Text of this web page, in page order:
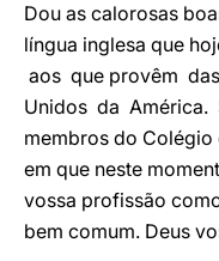
Dou as calorosas
língua inglesa que
aos que provêm
Unidos da América.
membros do Colégio
em que neste
vossa profissão
bem comum. Deus